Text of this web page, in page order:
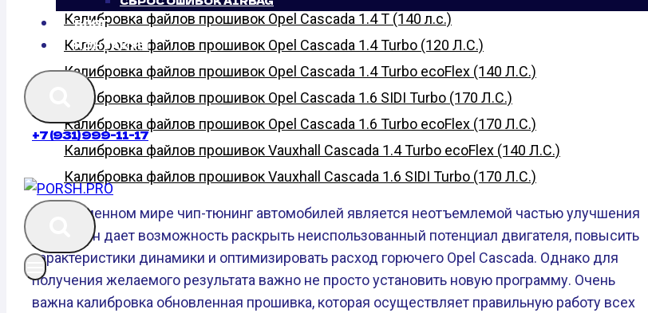
БЛОГ
КОНТАКТЫ
+7 (931) 999-11-17
Калибровка файлов прошивок Opel Cascada 1.4 T (140 л.с.)
Калибровка файлов прошивок Opel Cascada 1.4 Turbo (120 Л.С.)
Калибровка файлов прошивок Opel Cascada 1.4 Turbo ecoFlex (140 Л.С.)
Калибровка файлов прошивок Opel Cascada 1.6 SIDI Turbo (170 Л.С.)
Калибровка файлов прошивок Opel Cascada 1.6 Turbo ecoFlex (170 Л.С.)
Калибровка файлов прошивок Vauxhall Cascada 1.4 Turbo ecoFlex (140 Л.С.)
Калибровка файлов прошивок Vauxhall Cascada 1.6 SIDI Turbo (170 Л.С.)
В современном мире чип-тюнинг автомобилей является неотъемлемой частью улучшения
машин. Он дает возможность раскрыть неиспользованный потенциал двигателя, повысить
характеристики динамики и оптимизировать расход горючего Opel Cascada. Однако для
получения желаемого результата важно не просто установить новую программу. Очень
важна калибровка обновленная прошивка, которая осуществляет правильную работу всех